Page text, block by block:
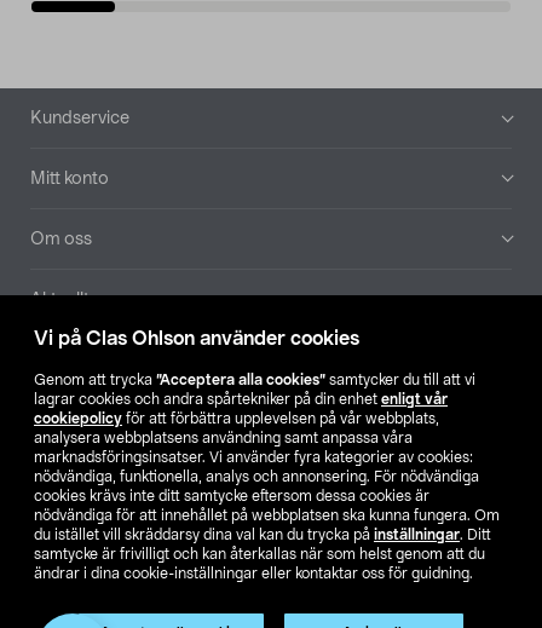
Vi på Clas Ohlson använder cookies
Genom att trycka ”Acceptera alla cookies” samtycker du till att vi
lagrar cookies och andra spårtekniker på din enhet enligt vår
cookiepolicy för att förbättra upplevelsen på vår webbplats,
analysera webbplatsens användning samt anpassa våra
marknadsföringsinsatser. Vi använder fyra kategorier av cookies:
nödvändiga, funktionella, analys och annonsering. För nödvändiga
cookies krävs inte ditt samtycke eftersom dessa cookies är
nödvändiga för att innehållet på webbplatsen ska kunna fungera. Om
du istället vill skräddarsy dina val kan du trycka på inställningar. Ditt
samtycke är frivilligt och kan återkallas när som helst genom att du
ändrar i dina cookie-inställningar eller kontaktar oss för guidning.
Sidfot
Kundservice
Mitt konto
Om oss
Aktuellt
Hitta butik
SE NO FI